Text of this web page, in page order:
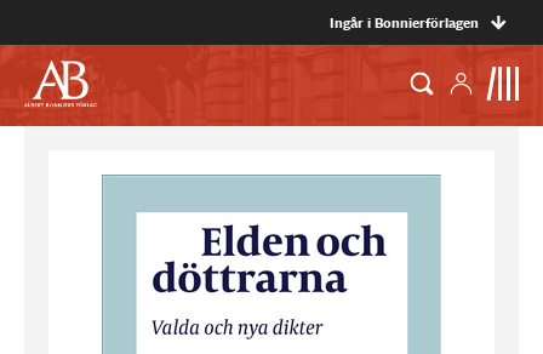
Ingår i Bonnierförlagen